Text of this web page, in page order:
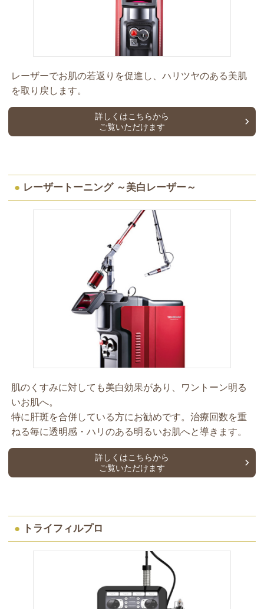
レーザーでお肌の若返りを促進し、ハリツヤのある美肌
を取り戻します。
詳しくはこちらから
ご覧いただけます
● レーザートーニング ～美白レーザー～
肌のくすみに対しても美白効果があり、ワントーン明る
いお肌へ。
特に肝斑を合併している方にお勧めです。治療回数を重
ねる毎に透明感・ハリのある明るいお肌へと導きます。
詳しくはこちらから
ご覧いただけます
● トライフィルプロ